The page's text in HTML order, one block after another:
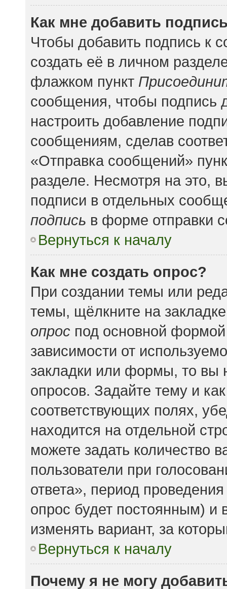
Как мне добавить
Чтобы добавить подпись к
создать её в личном
флажком пункт
сообщения, чтобы подпись
настроить добавление
сообщениям, сделав
«Отправка сообщений»
разделе. Несмотря на это,
подписи в отдельных
подпись в форме отправки
Вернуться к началу
Как мне создать опрос?
При создании темы или
темы, щёлкните на
опрос под основной
зависимости от
закладки или формы, то вы
опросов. Задайте тему и
соответствующих полях,
находится на отдельной
можете задать количество
пользователи при
ответа», период
опрос будет постоянным) и
изменять вариант, за
Вернуться к началу
Почему я не могу